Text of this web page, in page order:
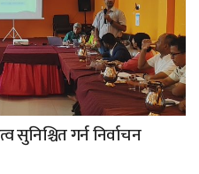
सुनिश्चित गर्न निर्वाचन